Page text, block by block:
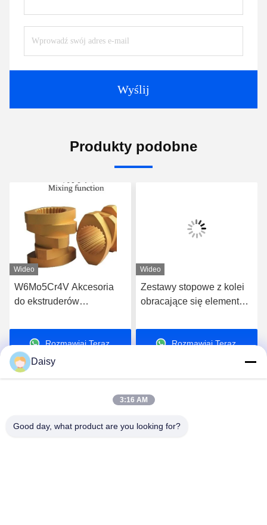
Wyślij
Produkty podobne
Wideo
W6Mo5Cr4V Akcesoria
do ekstruderów
śrub
Rozmawiaj Teraz.
Wideo
Zestawy stopowe z kolei
obracające się elementy
wytłaczacza dla wysokiej
klasy wytłaczania
Rozmawiaj Teraz.
Nanjing Henglande Machinery Technology Co.,
Daisy
3:16 AM
Good day, what product are you looking for?